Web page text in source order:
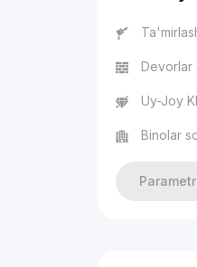
Devorlar
Uy-Joy
Binolar